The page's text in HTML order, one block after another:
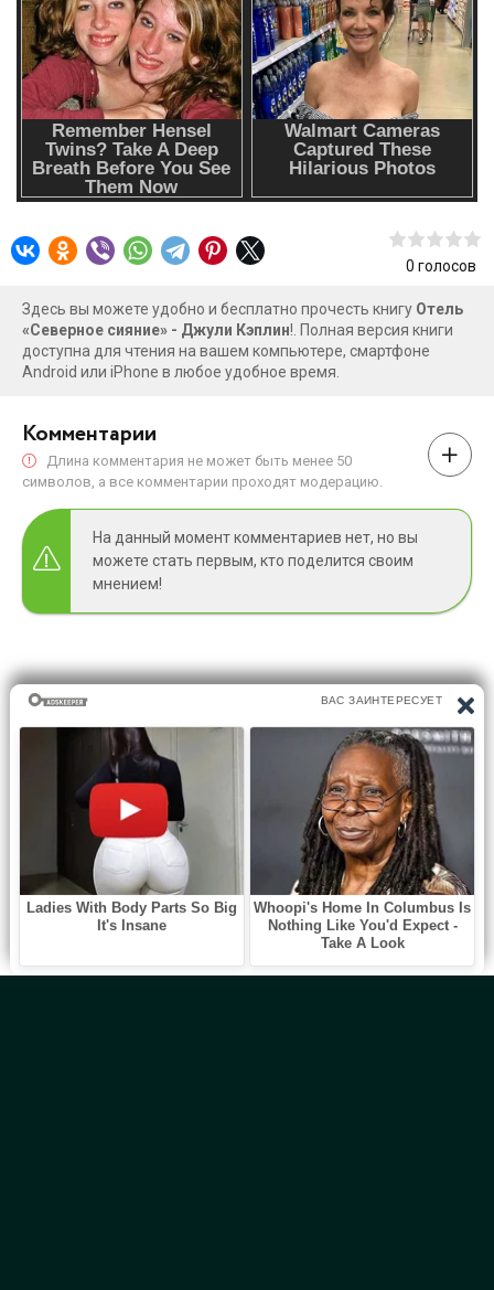
0 голосов
Здесь вы можете удобно и бесплатно прочесть книгу Отель
«Северное сияние» - Джули Кэплин!. Полная версия книги
доступна для чтения на вашем компьютере, смартфоне
Android или iPhone в любое удобное время.
Комментарии
Длина комментария не может быть менее 50
символов, а все комментарии проходят модерацию.
На данный момент комментариев нет, но вы
можете стать первым, кто поделится своим
мнением!